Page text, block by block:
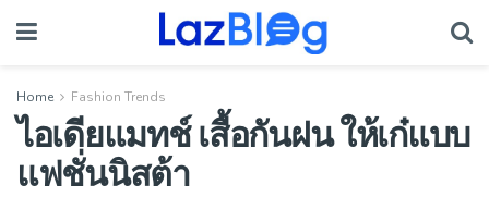
Home Fashion Trends
ไอเดียแมทช์ เสื้อกันฝน ให้เก๋แบบ
แฟชั่นนิสต้า